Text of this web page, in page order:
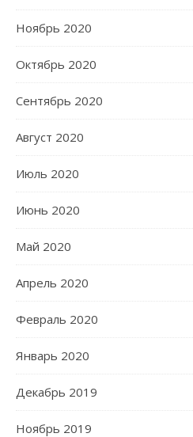
Ноябрь 2020
Октябрь 2020
Сентябрь 2020
Август 2020
Июль 2020
Июнь 2020
Май 2020
Апрель 2020
Февраль 2020
Январь 2020
Декабрь 2019
Ноябрь 2019